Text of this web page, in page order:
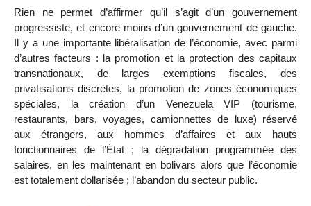
Rien ne permet d’affirmer qu’il s’agit d’un gouvernement
progressiste, et encore moins d’un gouvernement de gauche.
Il y a une importante libéralisation de l’économie, avec parmi
d’autres facteurs : la promotion et la protection des capitaux
transnationaux, de larges exemptions fiscales, des
privatisations discrètes, la promotion de zones économiques
spéciales, la création d’un Venezuela VIP (tourisme,
restaurants, bars, voyages, camionnettes de luxe) réservé
aux étrangers, aux hommes d’affaires et aux hauts
fonctionnaires de l’État ; la dégradation programmée des
salaires, en les maintenant en bolivars alors que l’économie
est totalement dollarisée ; l’abandon du secteur public.